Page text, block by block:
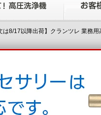
は8/17以降出荷】クランツレ 業務